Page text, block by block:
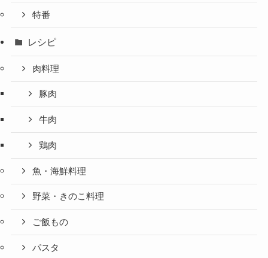
特番
レシピ
肉料理
豚肉
牛肉
鶏肉
魚・海鮮料理
野菜・きのこ料理
ご飯もの
パスタ